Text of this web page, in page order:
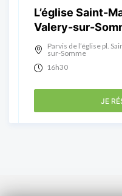
L’église Saint-
Valery-sur-
Parvis de l’église pl.
sur-Somme
16h30
JE